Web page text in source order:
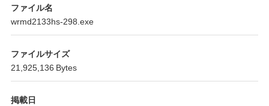
ファイル名
wrmd2133hs-298.exe
ファイルサイズ
21,925,136 Bytes
掲載日